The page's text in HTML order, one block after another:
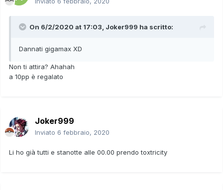
On 6/2/2020 at 17:03, Joker999 ha scritto:
Dannati gigamax XD
Non ti attira? Ahahah
a 10pp è regalato
Joker999
Inviato 6 febbraio, 2020
Li ho già tutti e stanotte alle 00.00 prendo toxtricity